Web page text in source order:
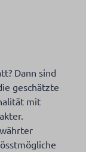
Dann sind
geschätzte
mit